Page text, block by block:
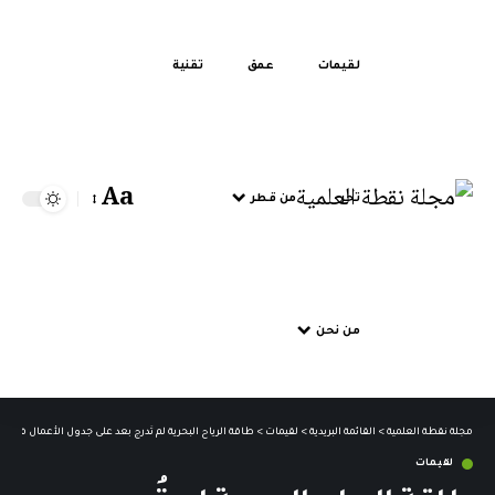
لقيمات عمق تقنية
تحر من قطر
من نحن
Aa
مجلة نقطة العلمية > القائمة البريدية > لقيمات > طاقة الرياح البحرية لم تُدرج بعد على جدول الأعمال في
لقيمات